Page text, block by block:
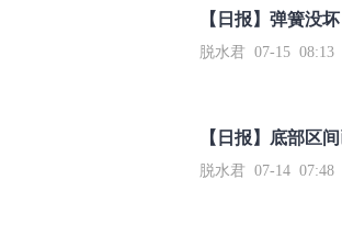
【日报】弹簧没
脱水君 07-15 08:13
【日报】底部区
脱水君 07-14 07:48